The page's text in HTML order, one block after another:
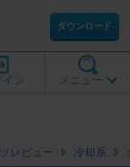
ダウンロード
メニュー
イン
レビュー 冷却系